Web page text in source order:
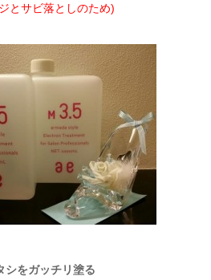
とサビ落としのため)
をガッチリ塗る